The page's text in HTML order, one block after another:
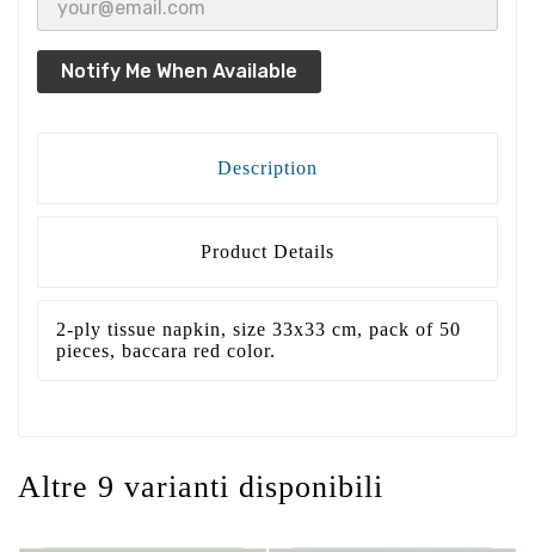
Notify Me When Available
Description
Product Details
2-ply tissue napkin, size 33x33 cm, pack of 50
pieces, baccara red color.
Altre 9 varianti disponibili